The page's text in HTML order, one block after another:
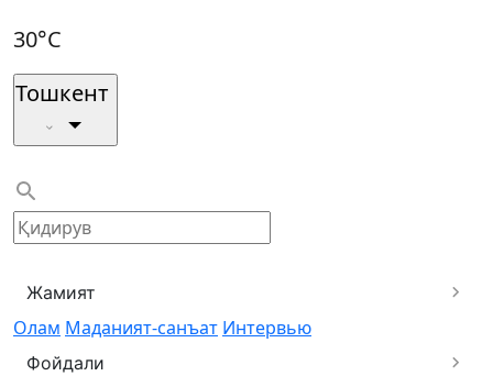
30°C
Тошкент
Жамият
Олам Маданият-санъат Интервью
Фойдали